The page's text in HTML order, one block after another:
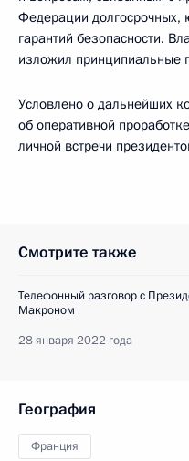
Федерации долгосрочных,
гарантий безопасности.
изложил принципиальные
Условлено о дальнейших
об оперативной
личной встречи
Смотрите также
Телефонный разговор с
Макроном
28 января 2022 года
География
Франция